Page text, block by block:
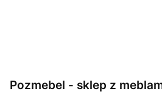
Pozmebel - sklep z